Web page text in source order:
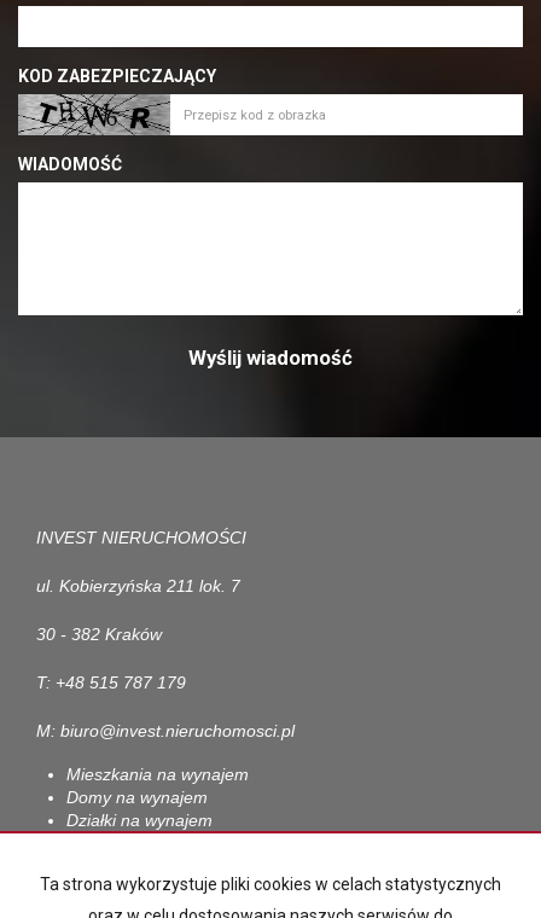
KOD ZABEZPIECZAJĄCY
WIADOMOŚĆ
INVEST NIERUCHOMOŚCI
ul. Kobierzyńska 211 lok. 7
30 - 382 Kraków
T: +48 515 787 179
M: biuro@invest.nieruchomosci.pl
Mieszkania na wynajem
Domy na wynajem
Działki na wynajem
Obiekty na wynajem
Ta strona wykorzystuje pliki cookies w celach statystycznych